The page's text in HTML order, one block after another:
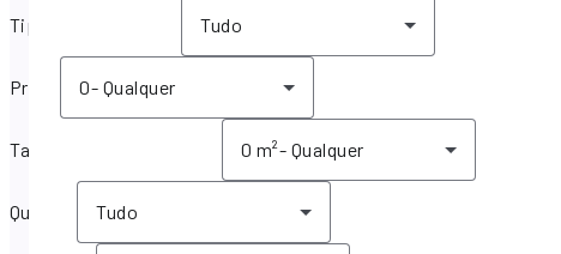
Tipo da propriedade Tudo
Preço 0- Qualquer
Tamanho da propriedade 0 m²- Qualquer
Quartos Tudo